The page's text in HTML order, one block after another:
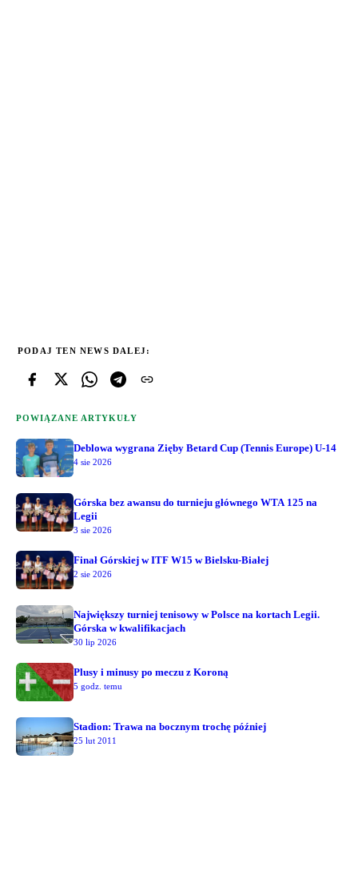
PODAJ TEN NEWS DALEJ:
POWIĄZANE ARTYKUŁY
Deblowa wygrana Zięby Betard Cup (Tennis Europe) U-14
4 sie 2026
Górska bez awansu do turnieju głównego WTA 125 na
Legii
3 sie 2026
Finał Górskiej w ITF W15 w Bielsku-Białej
2 sie 2026
Największy turniej tenisowy w Polsce na kortach Legii.
Górska w kwalifikacjach
30 lip 2026
Plusy i minusy po meczu z Koroną
5 godz. temu
Stadion: Trawa na bocznym trochę później
25 lut 2011